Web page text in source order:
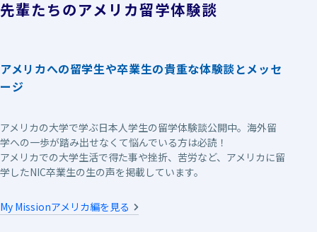
先輩たちのアメリカ留学体験談
アメリカへの留学生や卒業生の貴重な体験談とメッセ
ージ
アメリカの大学で学ぶ日本人学生の留学体験談公開中。海外留
学への一歩が踏み出せなくて悩んでいる方は必読！
アメリカでの大学生活で得た事や挫折、苦労など、アメリカに留
学したNIC卒業生の生の声を掲載しています。
My Missionアメリカ編を見る